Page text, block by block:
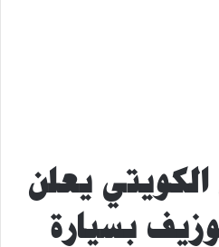
الكويتي يعلن
بسيارة